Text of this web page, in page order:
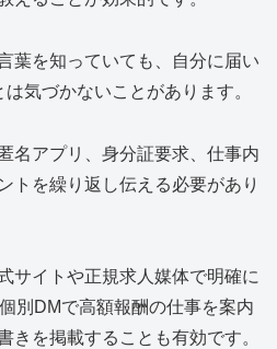
葉を知っていても、自分に届い
気づかないことがあります。
名アプリ、身分証要求、仕事内
トを繰り返し伝える必要があり
サイトや正規求人媒体で明確に
別DMで高額報酬の仕事を案内
きを掲載することも有効です。